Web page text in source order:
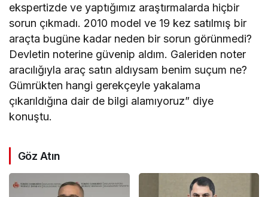
ekspertizde ve yaptığımız araştırmalarda hiçbir
sorun çıkmadı. 2010 model ve 19 kez satılmış bir
araçta bugüne kadar neden bir sorun görünmedi?
Devletin noterine güvenip aldım. Galeriden noter
aracılığıyla araç satın aldıysam benim suçum ne?
Gümrükten hangi gerekçeyle yakalama
çıkarıldığına dair de bilgi alamıyoruz” diye
konuştu.
Göz Atın